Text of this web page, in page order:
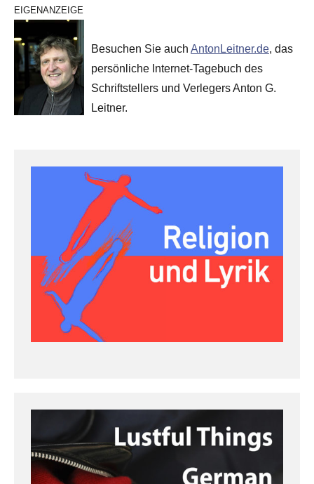
EIGENANZEIGE
Besuchen Sie auch AntonLeitner.de, das
persönliche Internet-Tagebuch des
Schriftstellers und Verlegers Anton G.
Leitner.